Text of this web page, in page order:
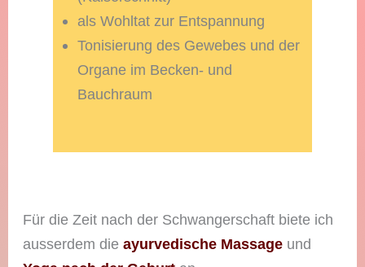
als Wohltat zur Entspannung
Tonisierung des Gewebes und der
Organe im Becken- und
Bauchraum
Für die Zeit nach der Schwangerschaft biete ich
ausserdem dieayurvedische Massage und